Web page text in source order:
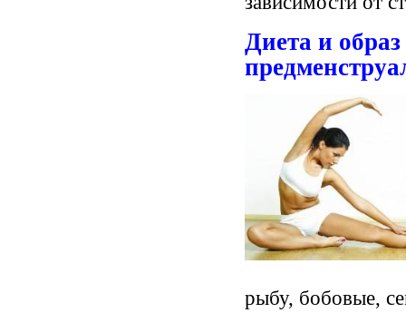
Диета и
рыбу, бобовые,